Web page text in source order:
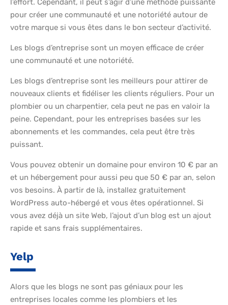
l’effort. Cependant, il peut s’agir d’une méthode puissante
pour créer une communauté et une notoriété autour de
votre marque si vous êtes dans le bon secteur d’activité.
Les blogs d’entreprise sont un moyen efficace de créer
une communauté et une notoriété.
Les blogs d’entreprise sont les meilleurs pour attirer de
nouveaux clients et fidéliser les clients réguliers. Pour un
plombier ou un charpentier, cela peut ne pas en valoir la
peine. Cependant, pour les entreprises basées sur les
abonnements et les commandes, cela peut être très
puissant.
Vous pouvez obtenir un domaine pour environ 10 € par an
et un hébergement pour aussi peu que 50 € par an, selon
vos besoins. À partir de là, installez gratuitement
WordPress auto-hébergé et vous êtes opérationnel. Si
vous avez déjà un site Web, l’ajout d’un blog est un ajout
rapide et sans frais supplémentaires.
Yelp
Alors que les blogs ne sont pas géniaux pour les
entreprises locales comme les plombiers et les